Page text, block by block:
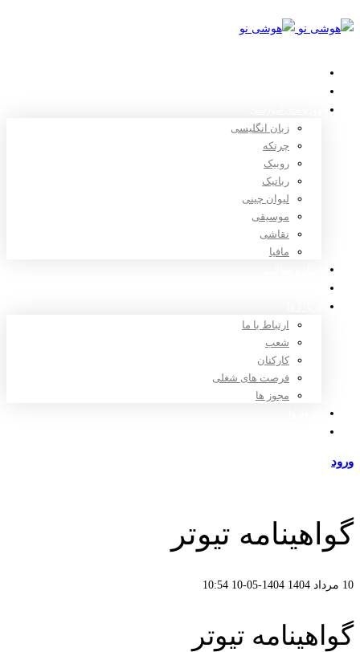
زبان انگلیسی
چرتکه
روبیک
رباتیک
لیوان چینی
موسیقی
نقاشی
مافیا
ارتباط با ما
شعب
کارکنان
فرصت های شغلی
مجوز ها
ورود
گواهینامه تیوتر
10 مرداد 1404 1404-05-10 10:54
گواهینامه تیوتر